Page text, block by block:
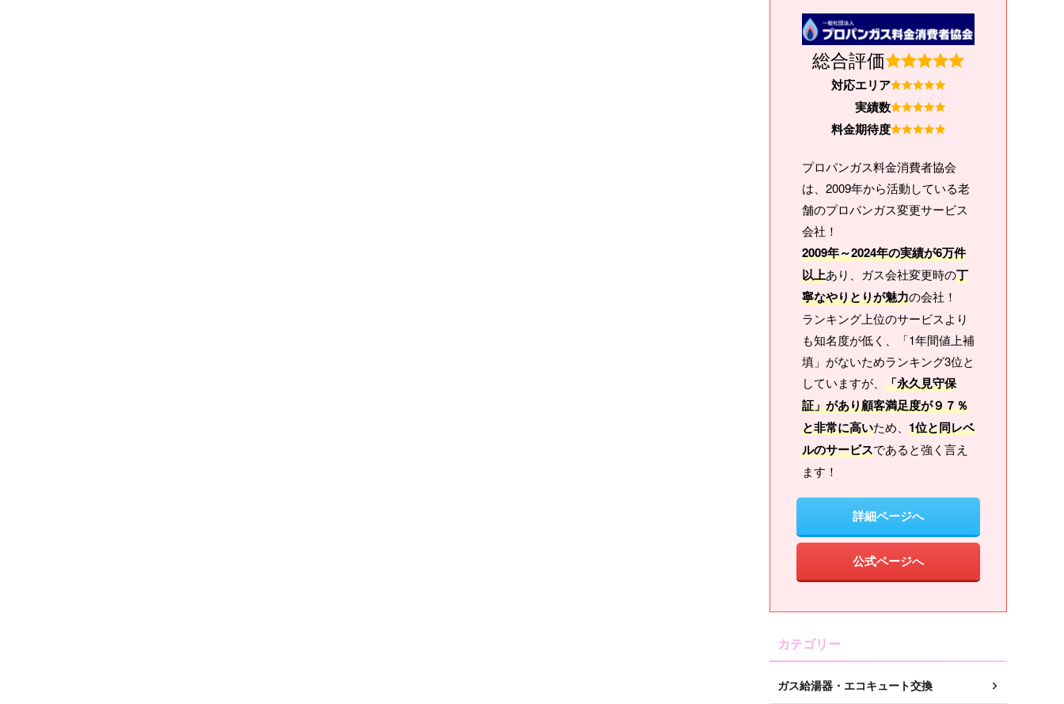
総合評価
対応エリア
実績数
料金期待度
プロパンガス料金消費者協会
は、2009年から活動している老
舗のプロパンガス変更サービス
会社！
2009年～2024年の実績が6万件
以上あり、ガス会社変更時の丁
寧なやりとりが魅力の会社！
ランキング上位のサービスより
も知名度が低く、「1年間値上補
填」がないためランキング3位と
していますが、 「永久見守保
証」があり顧客満足度が９７％
と非常に高いため、 1位と同レベ
ルのサービスであると強く言え
ます！
詳細ページへ
公式ページへ
カテゴリー
ガス給湯器・エコキュート交換